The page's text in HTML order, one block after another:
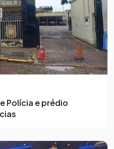
Polícia e prédio